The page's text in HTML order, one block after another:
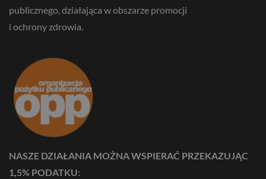
publicznego, działająca w obszarze promocji
i ochrony zdrowia.
NASZE DZIAŁANIA MOŻNA WSPIERAĆ PRZEKAZUJĄC
1,5% PODATKU: